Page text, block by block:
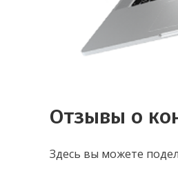
Отзывы о
Здесь вы можете